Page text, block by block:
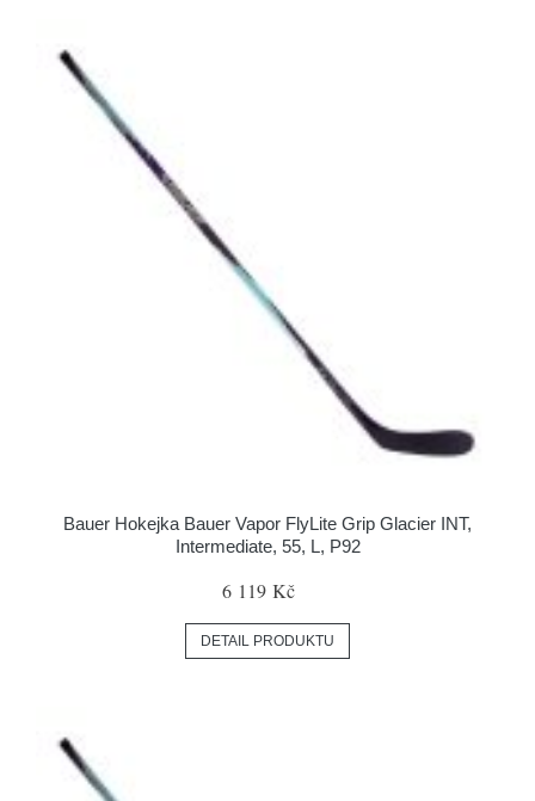
Bauer Hokejka Bauer Vapor FlyLite Grip Glacier INT,
Intermediate, 55, L, P92
6 119 Kč
DETAIL PRODUKTU